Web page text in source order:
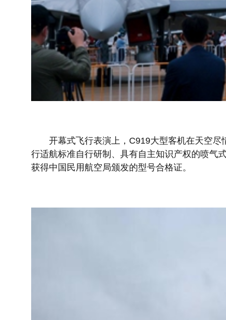
开幕式飞行表演上，C919大型客机在天空尽
行适航标准自行研制、具有自主知识产权的喷气
获得中国民用航空局颁发的型号合格证。